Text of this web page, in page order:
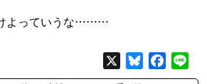
よっていうな………
X Bluesky